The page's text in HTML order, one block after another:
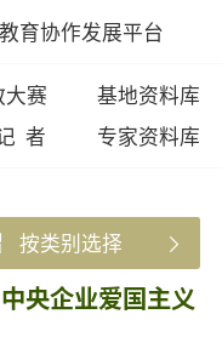
育协作发展平台
大赛
基地资料库
者 专家资料库
按类别选择
央企业爱国主义